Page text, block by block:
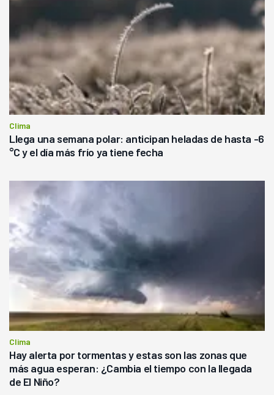
Clima
Llega una semana polar: anticipan heladas de hasta -6
°C y el día más frío ya tiene fecha
Clima
Hay alerta por tormentas y estas son las zonas que
más agua esperan: ¿Cambia el tiempo con la llegada
de El Niño?